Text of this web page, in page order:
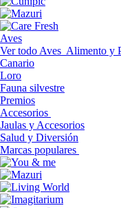
Aves
Ver todo Aves Alimento y
Canario
Loro
Fauna silvestre
Premios
Accesorios
Jaulas y Accesorios
Salud y Diversión
Marcas populares